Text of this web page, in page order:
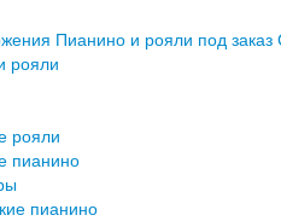
Пианино и рояли под заказ
рояли
рояли
пианино
пианино